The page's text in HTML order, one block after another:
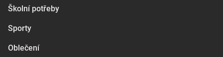
Školní potřeby
Sporty
Oblečení